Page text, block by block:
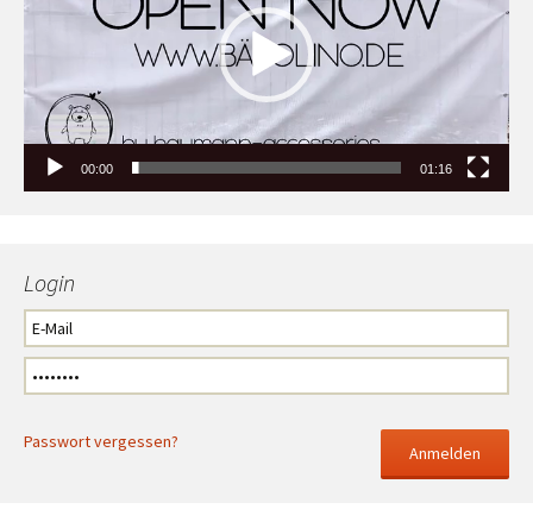
00:00 01:16
Login
Passwort vergessen?